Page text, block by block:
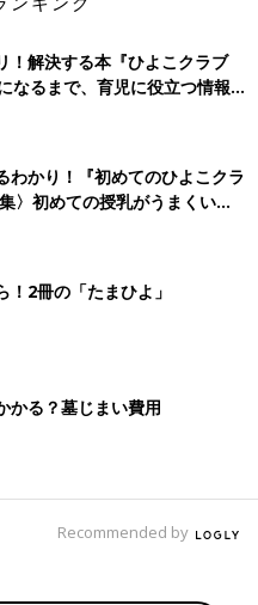
！解決する本『ひよこクラブ
るまで、育児に役立つ情報が
わかり！『初めてのひよこクラ
〉初めての授乳がうまくい
の基本と夏のトラブル 解決テ
2冊の「たまひよ」
かる？墓じまい費用
Recommended by